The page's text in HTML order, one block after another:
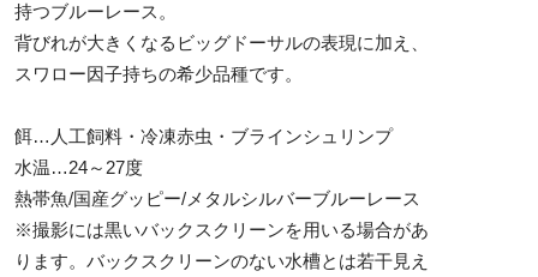
持つブルーレース。
背びれが大きくなるビッグドーサルの表現に加え、
スワロー因子持ちの希少品種です。
餌…人工飼料・冷凍赤虫・ブラインシュリンプ
水温…24～27度
熱帯魚/国産グッピー/メタルシルバーブルーレース
※撮影には黒いバックスクリーンを用いる場合があ
ります。バックスクリーンのない水槽とは若干見え